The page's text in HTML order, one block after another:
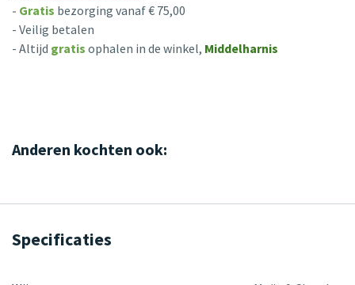
- Gratis bezorging vanaf € 75,00
- Veilig betalen
- Altijd gratis ophalen in de winkel, Middelharnis
Anderen kochten ook:
Specificaties